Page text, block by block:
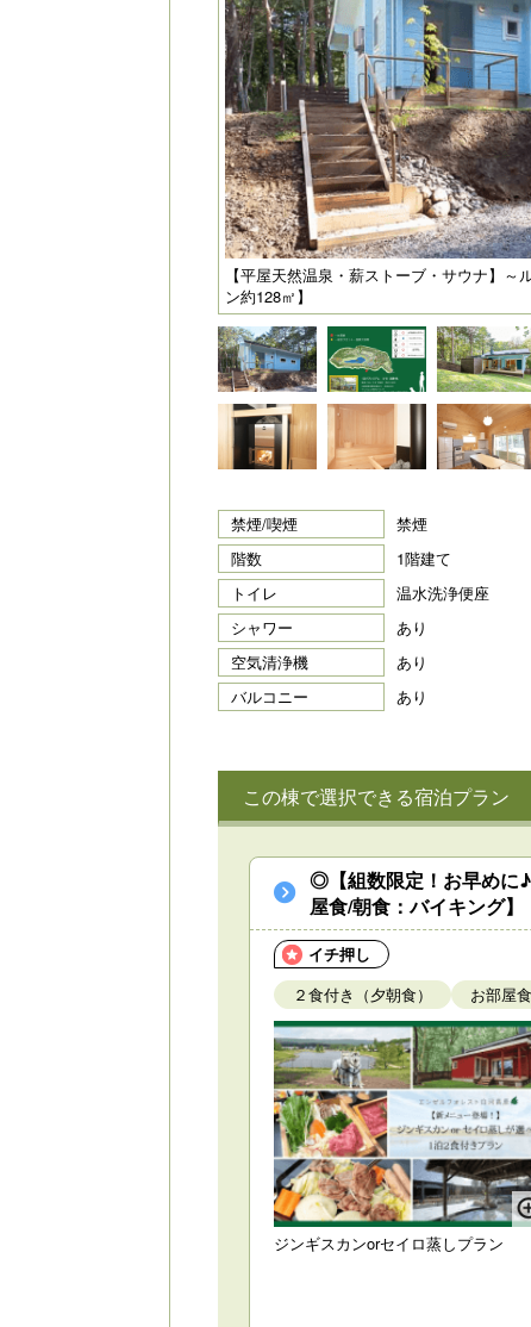
【平屋天然温泉・薪ストーブ・サウナ】～
ン約128㎡】
禁煙/喫煙 禁煙
階数 1階建て
トイレ
温水洗浄便座
シャワー
あり
空気清浄機
あり
バルコニー
あり
この棟で選択できる宿泊プラン
◎【組数限定！お早めに
屋食/朝食：バイキング】
イチ押し
２食付き（夕朝食）
お部屋食
ジンギスカンorセイロ蒸しプラン